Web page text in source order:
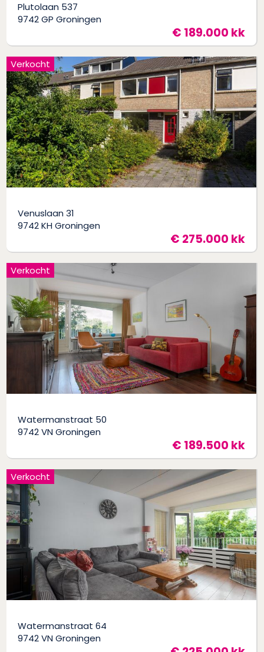
Plutolaan 537
9742 GP Groningen
€ 189.000 kk
Venuslaan 31
9742 KH Groningen
€ 275.000 kk
Verkocht
Watermanstraat 50
9742 VN Groningen
€ 189.500 kk
Verkocht
Watermanstraat 64
9742 VN Groningen
Verkocht